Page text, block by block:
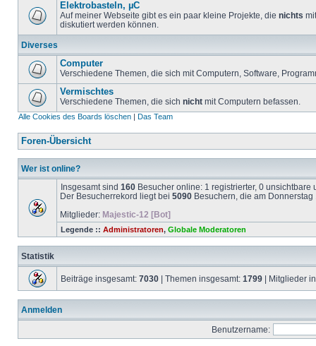
Elektrobasteln, µC
Auf meiner Webseite gibt es ein paar kleine Projekte, die nichts
diskutiert werden können.
Diverses
Computer
Verschiedene Themen, die sich mit Computern, Software,
Vermischtes
Verschiedene Themen, die sich nicht mit Computern befassen.
Alle Cookies des Boards löschen | Das Team
Foren-Übersicht
Wer ist online?
Insgesamt sind 160 Besucher online: 1 registrierter, 0
Der Besucherrekord liegt bei 5090 Besuchern, die am
Mitglieder: Majestic-12 [Bot]
Legende :: Administratoren, Globale Moderatoren
Statistik
Beiträge insgesamt: 7030 | Themen insgesamt: 1799 | Mitglieder
Anmelden
Benutzername: